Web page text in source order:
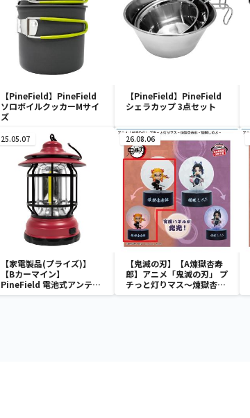
【PineField】PineField
ソロボイルクッカーMサイ
ズ
【PineField】PineField
シェラカップ 3点セット
25.05.07
【家電製品(プライズ)】
【Bカーマイン】
PineField 電池式アンティ
ークLEDランタン
26.08.06
【鬼滅の刃】【A煉獄杏寿
郎】アニメ「鬼滅の刃」 プ
チっと灯りマス～煉獄杏寿
郎・胡蝶しのぶ～